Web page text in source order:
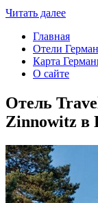
Читать далее
Главная
Отели
Карта
О сайте
Отель
Zinnowitz в